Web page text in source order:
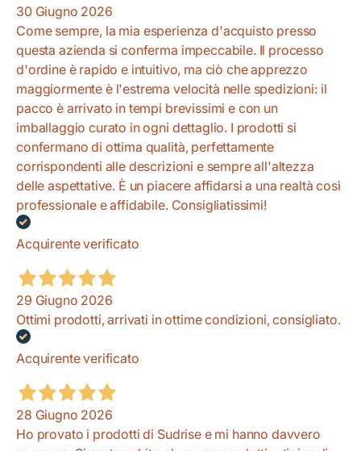
30 Giugno 2026
Come sempre, la mia esperienza d'acquisto presso
questa azienda si conferma impeccabile. Il processo
d'ordine è rapido e intuitivo, ma ciò che apprezzo
maggiormente è l'estrema velocità nelle spedizioni: il
pacco è arrivato in tempi brevissimi e con un
imballaggio curato in ogni dettaglio. I prodotti si
confermano di ottima qualità, perfettamente
corrispondenti alle descrizioni e sempre all'altezza
delle aspettative. È un piacere affidarsi a una realtà così
professionale e affidabile. Consigliatissimi!
Acquirente verificato
29 Giugno 2026
Ottimi prodotti, arrivati in ottime condizioni, consigliato.
Acquirente verificato
28 Giugno 2026
Ho provato i prodotti di Sudrise e mi hanno davvero